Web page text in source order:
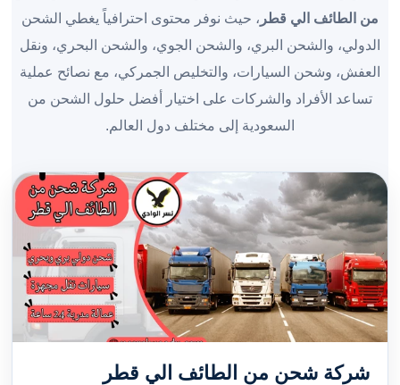
من الطائف الي قطر ، حيث نوفر محتوى احترافياً يغطي الشحن
الدولي، والشحن البري، والشحن الجوي، والشحن البحري، ونقل
العفش، وشحن السيارات، والتخليص الجمركي، مع نصائح عملية
تساعد الأفراد والشركات على اختيار أفضل حلول الشحن من
السعودية إلى مختلف دول العالم.
شركة شحن من الطائف الي قطر